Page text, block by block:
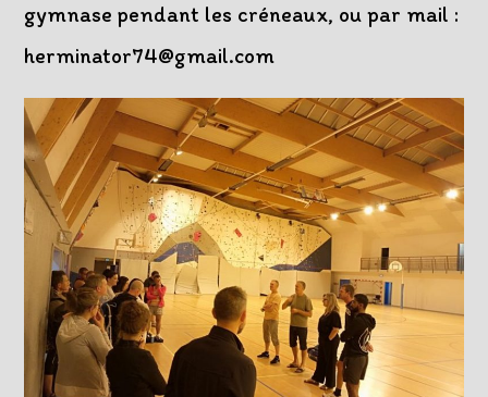
gymnase pendant les créneaux, ou par mail :
herminator74@gmail.com